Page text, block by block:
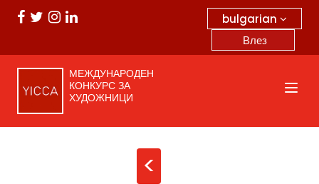
bulgarian
Влез
МЕЖДУНАРОДЕН
КОНКУРС ЗА
ХУДОЖНИЦИ
<